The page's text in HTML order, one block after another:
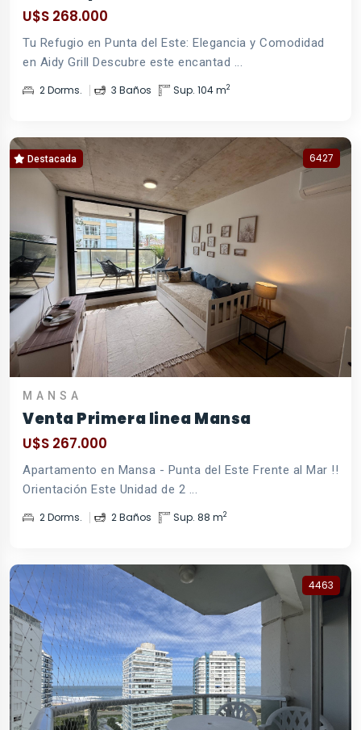
U$S 268.000
Tu Refugio en Punta del Este: Elegancia y Comodidad
en Aidy Grill Descubre este encantad ...
2 Dorms. 3 Baños Sup. 104 m2
Destacada 6427
MANSA
Venta Primera linea Mansa
U$S 267.000
Apartamento en Mansa - Punta del Este Frente al Mar !!
Orientación Este Unidad de 2 ...
2 Dorms. 2 Baños Sup. 88 m2
4463